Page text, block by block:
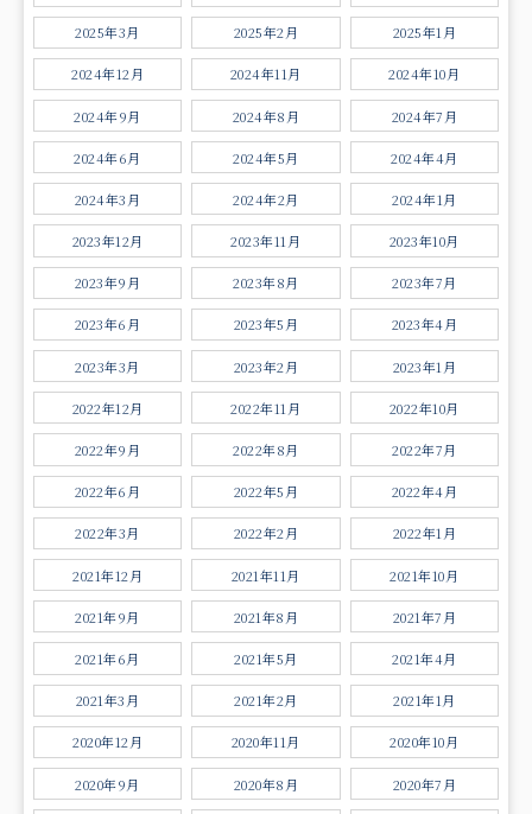
2025年3月 2025年2月 2025年1月
2024年12月 2024年11月 2024年10月
2024年9月 2024年8月 2024年7月
2024年6月 2024年5月 2024年4月
2024年3月 2024年2月 2024年1月
2023年12月 2023年11月 2023年10月
2023年9月 2023年8月 2023年7月
2023年6月 2023年5月 2023年4月
2023年3月 2023年2月 2023年1月
2022年12月 2022年11月 2022年10月
2022年9月 2022年8月 2022年7月
2022年6月 2022年5月 2022年4月
2022年3月 2022年2月 2022年1月
2021年12月 2021年11月 2021年10月
2021年9月 2021年8月 2021年7月
2021年6月 2021年5月 2021年4月
2021年3月 2021年2月 2021年1月
2020年12月 2020年11月 2020年10月
2020年9月 2020年8月 2020年7月